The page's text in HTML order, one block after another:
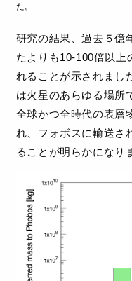
た。
研究の結果、過去５億
たよりも10-100倍以上
れることが示されまし
は火星のあらゆる場所
全球かつ全時代の表層
れ、フォボスに輸送さ
ることが明らかになり